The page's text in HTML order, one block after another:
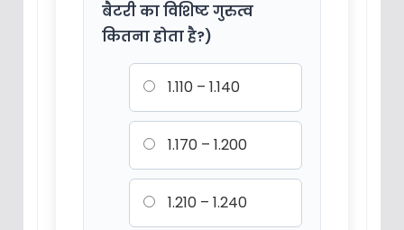
बैटरी का विशिष्ट गुरुत्व
कितना होता है?)
1.110 – 1.140
1.170 – 1.200
1.210 – 1.240